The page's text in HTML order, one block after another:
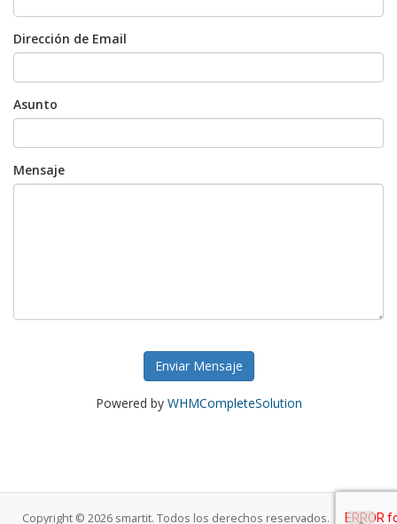
Dirección de Email
Asunto
Mensaje
Enviar Mensaje
Powered by WHMCompleteSolution
Copyright © 2026 smartit. Todos los derechos reservados.